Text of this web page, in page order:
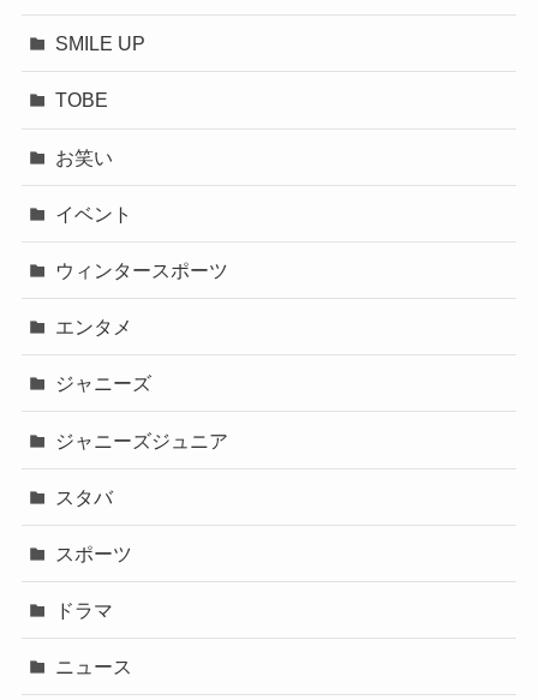
SMILE UP
TOBE
お笑い
イベント
ウィンタースポーツ
エンタメ
ジャニーズ
ジャニーズジュニア
スタバ
スポーツ
ドラマ
ニュース